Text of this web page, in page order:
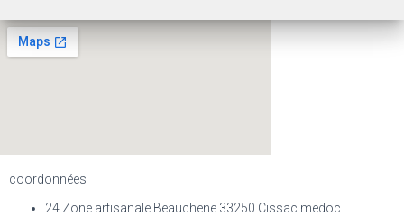
coordonnées
24 Zone artisanale Beauchene 33250 Cissac medoc